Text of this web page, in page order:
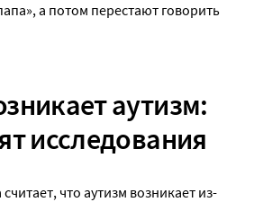
а потом перестают говорить
аутизм:
исследования
что аутизм возникает из-